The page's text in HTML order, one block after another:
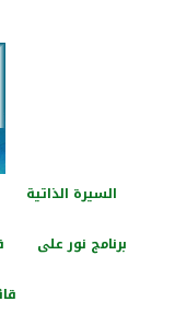
السيرة الذاتية
برنامج نور على